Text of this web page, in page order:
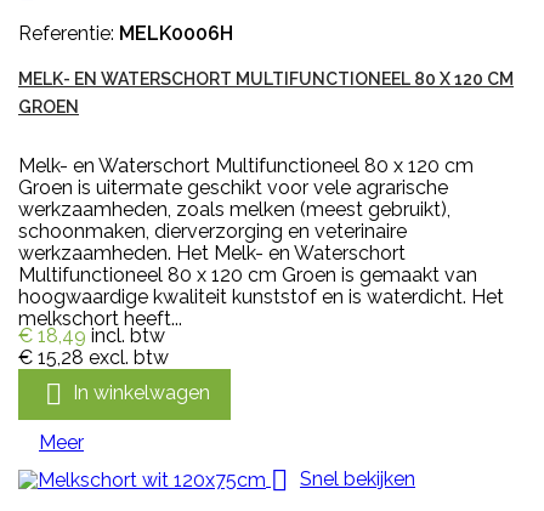
Referentie: MELK0006H
MELK- EN WATERSCHORT MULTIFUNCTIONEEL 80 X 120 CM
GROEN
Melk- en Waterschort Multifunctioneel 80 x 120 cm
Groen is uitermate geschikt voor vele agrarische
werkzaamheden, zoals melken (meest gebruikt),
schoonmaken, dierverzorging en veterinaire
werkzaamheden. Het Melk- en Waterschort
Multifunctioneel 80 x 120 cm Groen is gemaakt van
hoogwaardige kwaliteit kunststof en is waterdicht. Het
melkschort heeft...
€ 18,49 incl. btw
€ 15,28 excl. btw
 In winkelwagen
Meer
 Snel bekijken